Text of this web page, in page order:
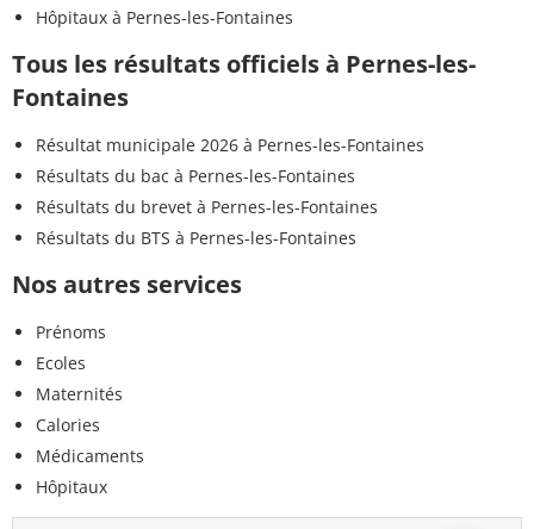
Hôpitaux à Pernes-les-Fontaines
Tous les résultats officiels à Pernes-les-
Fontaines
Résultat municipale 2026 à Pernes-les-Fontaines
Résultats du bac à Pernes-les-Fontaines
Résultats du brevet à Pernes-les-Fontaines
Résultats du BTS à Pernes-les-Fontaines
Nos autres services
Prénoms
Ecoles
Maternités
Calories
Médicaments
Hôpitaux